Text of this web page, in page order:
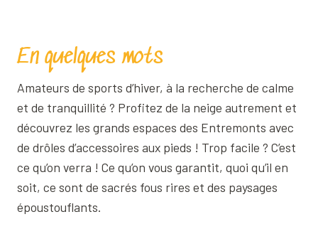
En quelques mots
Amateurs de sports d’hiver, à la recherche de calme
et de tranquillité ? Profitez de la neige autrement et
découvrez les grands espaces des Entremonts avec
de drôles d’accessoires aux pieds ! Trop facile ? C’est
ce qu’on verra ! Ce qu’on vous garantit, quoi qu’il en
soit, ce sont de sacrés fous rires et des paysages
époustouflants.